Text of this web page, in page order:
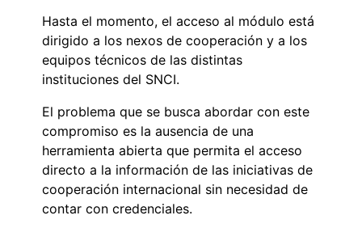
Hasta el momento, el acceso al módulo está
dirigido a los nexos de cooperación y a los
equipos técnicos de las distintas
instituciones del SNCI.
El problema que se busca abordar con este
compromiso es la ausencia de una
herramienta abierta que permita el acceso
directo a la información de las iniciativas de
cooperación internacional sin necesidad de
contar con credenciales.